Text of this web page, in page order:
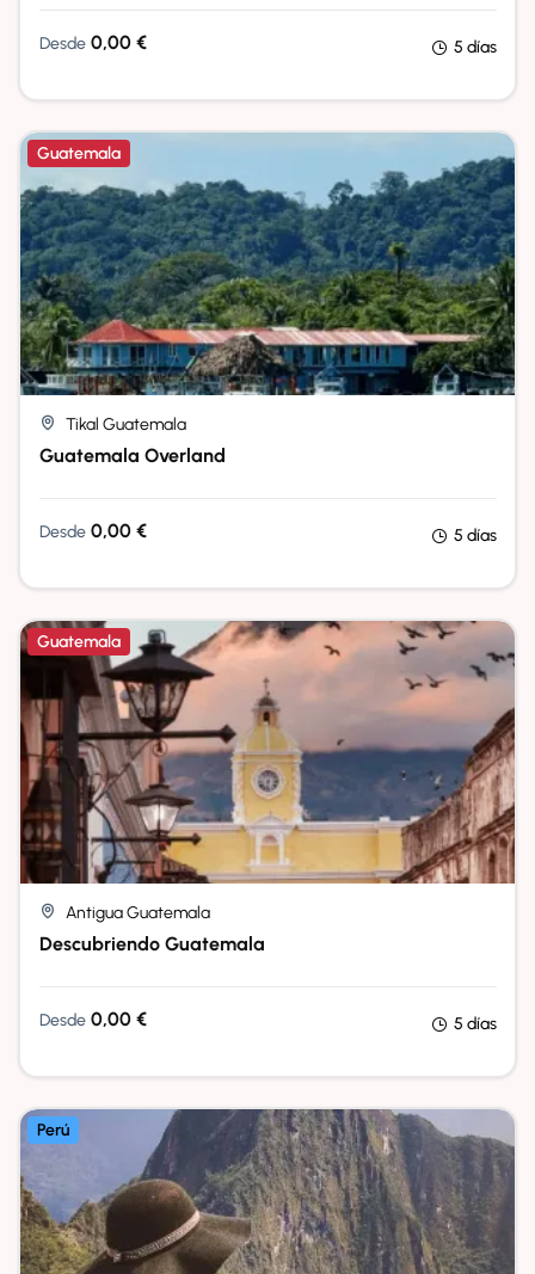
Desde 0,00 € 5 días
Guatemala
Tikal Guatemala
Guatemala Overland
Desde 0,00 € 5 días
Guatemala
Antigua Guatemala
Descubriendo Guatemala
Desde 0,00 € 5 días
Perú